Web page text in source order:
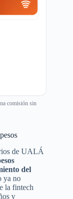
comisión sin
de UALÁ
del
ya no
la fintech
y